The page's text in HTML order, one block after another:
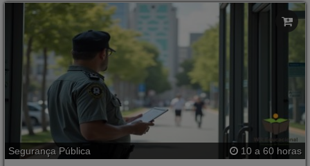
Segurança Pública 10 a 60 horas